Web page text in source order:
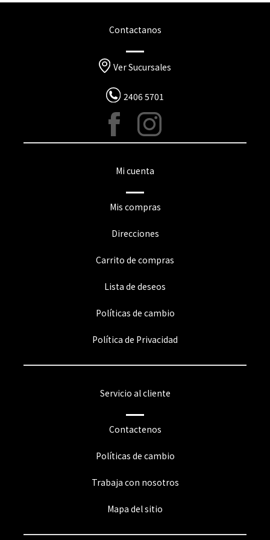
Contactanos
Ver Sucursales
2406 5701
Mi cuenta
Mis compras
Direcciones
Carrito de compras
Lista de deseos
Políticas de cambio
Política de Privacidad
Servicio al cliente
Contactenos
Políticas de cambio
Trabaja con nosotros
Mapa del sitio